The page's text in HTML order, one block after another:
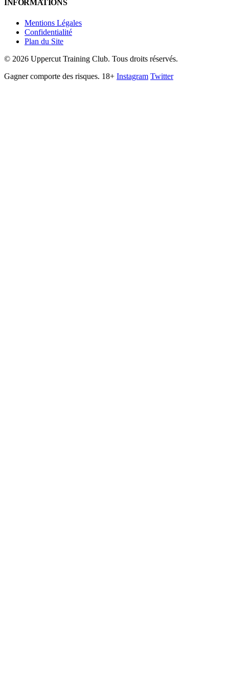
INFORMATIONS
Mentions Légales
Confidentialité
Plan du Site
© 2026 Uppercut Training Club. Tous droits réservés.
Gagner comporte des risques. 18+ Instagram Twitter